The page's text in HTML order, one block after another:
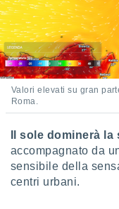
non
dei
al
il
Valori elevati su gran
Roma.
Il sole dominerà
accompagnato da
sensibile della
centri urbani.